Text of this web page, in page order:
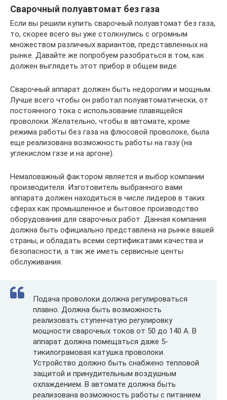
Сварочный полуавтомат без газа
Если вы решили купить сварочный полуавтомат без газа,
то, скорее всего вы уже столкнулись с огромным
множеством различных вариантов, представленных на
рынке. Давайте же попробуем разобраться в том, как
должен выглядеть этот прибор в общем виде.
Сварочный аппарат должен быть недорогим и мощным.
Лучше всего чтобы он работал полуавтоматически, от
постоянного тока с использование плавящейся
проволоки. Желательно, чтобы в автомате, кроме
режима работы без газа на флюсовой проволоке, была
еще реализована возможность работы на газу (на
углекислом газе и на аргоне).
Немаловажный фактором является и выбор компании
производителя. Изготовитель выбранного вами
аппарата должен находиться в числе лидеров в таких
сферах как промышленное и бытовое производство
оборудования для сварочных работ. Данная компания
должна быть официально представлена на рынке вашей
страны, и обладать всеми сертификатами качества и
безопасности, а так же иметь сервисные центы
обслуживания.
Подача проволоки должна регулироваться
плавно. Должна быть возможность
реализовать ступенчатую регулировку
мощности сварочных токов от 50 до 140 А. В
аппарат должна помещаться даже 5-
тикилограмовая катушка проволоки.
Устройство должно быть снабжено тепловой
защитой и принудительным воздушным
охлаждением. В автомате должна быть
реализована возможность работы с питанием